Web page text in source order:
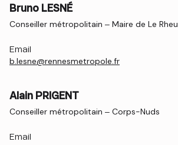
Bruno LESNÉ
Conseiller métropolitain – Maire de Le Rheu
Email
b.lesne@rennesmetropole.fr
Alain PRIGENT
Conseiller métropolitain – Corps-Nuds
Email